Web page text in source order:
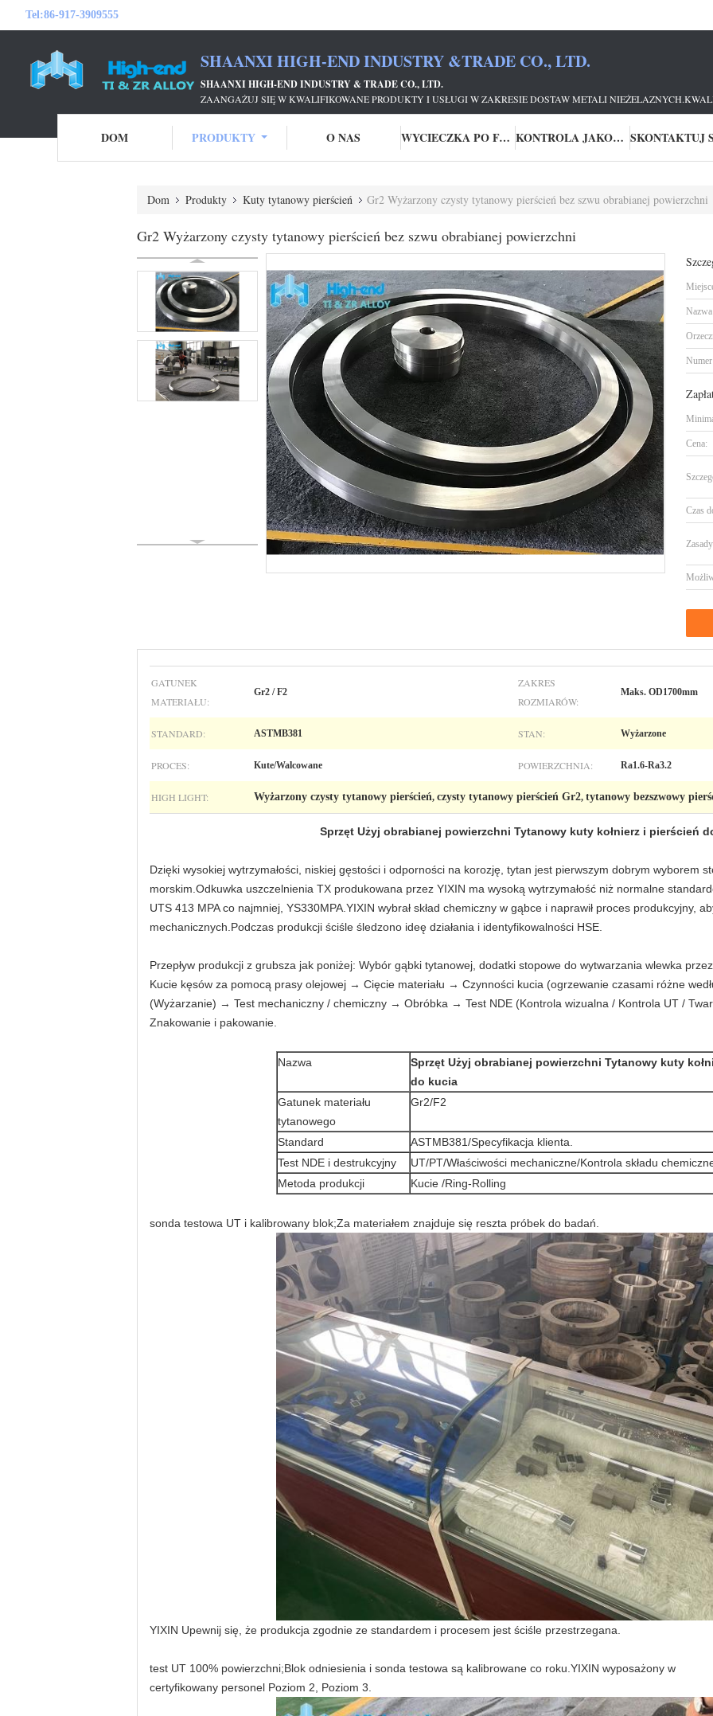
Tel:86-917-3909555
SHAANXI HIGH-END INDUSTRY &TRADE CO., LTD.
SHAANXI HIGH-END INDUSTRY & TRADE CO., LTD.
ZAANGAŻUJ SIĘ W KWALIFIKOWANE PRODUKTY I USŁUGI W ZAKRESIE DOSTAW METALI
DOM PRODUKTY O NAS WYCIECZKA PO FABRYCE KONTROLA JAKOŚCI
Dom Produkty Kuty tytanowy pierścień Gr2 Wyżarzony czysty tytanowy pierścień bez szwu obrabianej powierzchni
Gr2 Wyżarzony czysty tytanowy pierścień bez szwu obrabianej powierzchni
Cena:
Czas
GATUNEK
MATERIAŁU:
Gr2 / F2
ZAKRES
ROZMIARÓW:
Maks. OD1700mm
STANDARD: ASTMB381 STAN: Wyżarzone
PROCES: Kute/Walcowane POWIERZCHNIA: Ra1.6-Ra3.2
HIGH LIGHT: Wyżarzony czysty tytanowy pierścień, czysty tytanowy pierścień Gr2, tytanowy bezszwowy
Sprzęt Użyj obrabianej powierzchni Tytanowy kuty kołnierz i pierścień
Dzięki wysokiej wytrzymałości, niskiej gęstości i odporności na korozję, tytan jest pierwszym dobrym wyborem
morskim.Odkuwka uszczelnienia TX produkowana przez YIXIN ma wysoką wytrzymałość niż normalne
UTS 413 MPA co najmniej, YS330MPA.YIXIN wybrał skład chemiczny w gąbce i naprawił proces produkcyjny,
mechanicznych.Podczas produkcji ściśle śledzono ideę działania i identyfikowalności HSE.
Przepływ produkcji z grubsza jak poniżej: Wybór gąbki tytanowej, dodatki stopowe do wytwarzania wlewka
Kucie kęsów za pomocą prasy olejowej → Cięcie materiału → Czynności kucia (ogrzewanie czasami różne
(Wyżarzanie) → Test mechaniczny / chemiczny → Obróbka → Test NDE (Kontrola wizualna / Kontrola UT /
Znakowanie i pakowanie.
Nazwa
Sprzęt Użyj obrabianej powierzchni Tytanowy kuty
do kucia
Gatunek materiału
tytanowego
Gr2/F2
Standard
ASTMB381/Specyfikacja klienta.
Test NDE i destrukcyjny
UT/PT/Właściwości mechaniczne/Kontrola składu
Metoda produkcji
Kucie /Ring-Rolling
sonda testowa UT i kalibrowany blok;Za materiałem znajduje się reszta próbek do badań.
YIXIN Upewnij się, że produkcja zgodnie ze standardem i procesem jest ściśle przestrzegana.
test UT 100% powierzchni;Blok odniesienia i sonda testowa są kalibrowane co roku.YIXIN wyposażony w
certyfikowany personel Poziom 2, Poziom 3.